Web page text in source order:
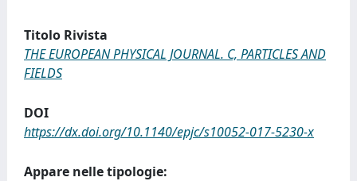
Titolo Rivista
THE EUROPEAN PHYSICAL JOURNAL. C, PARTICLES AND
FIELDS
DOI
https://dx.doi.org/10.1140/epjc/s10052-017-5230-x
Appare nelle tipologie: